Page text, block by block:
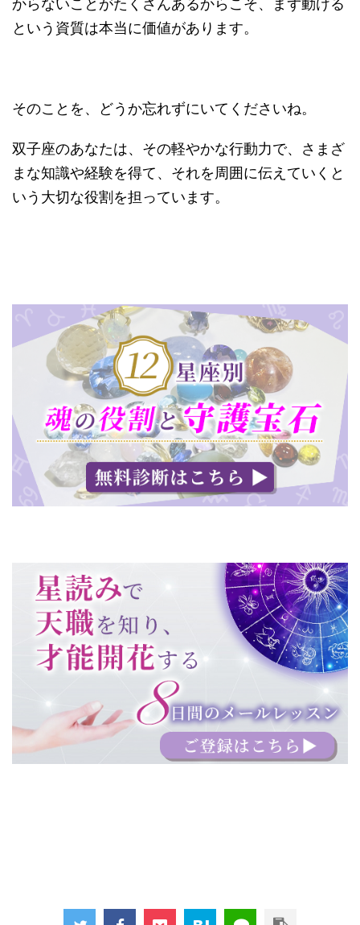
という資質は本当に価値があります。
そのことを、どうか忘れずにいてくださいね。
双子座のあなたは、その軽やかな行動力で、さまざ
まな知識や経験を得て、それを周囲に伝えていくと
いう大切な役割を担っています。